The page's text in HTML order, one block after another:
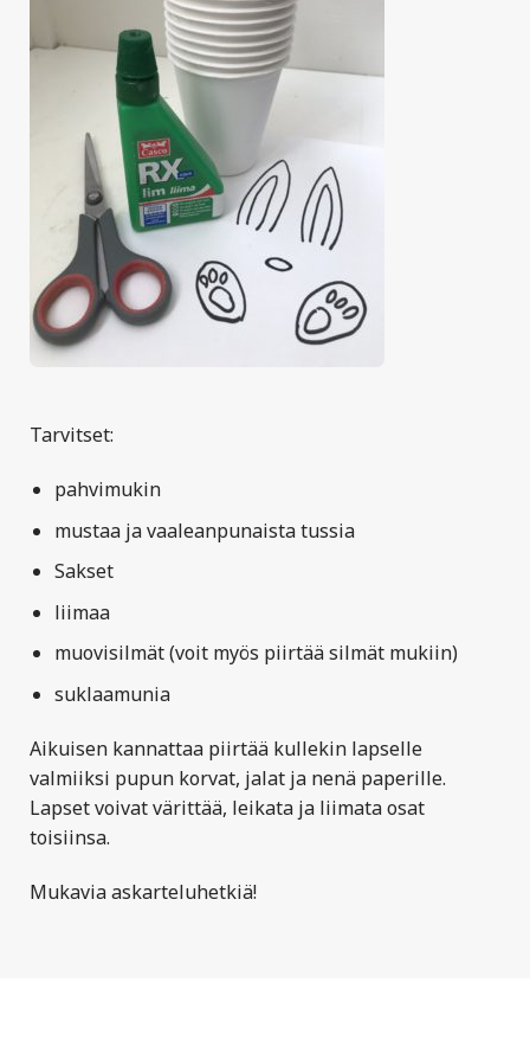
Tarvitset:
pahvimukin
mustaa ja vaaleanpunaista tussia
Sakset
liimaa
muovisilmät (voit myös piirtää silmät mukiin)
suklaamunia
Aikuisen kannattaa piirtää kullekin lapselle
valmiiksi pupun korvat, jalat ja nenä paperille.
Lapset voivat värittää, leikata ja liimata osat
toisiinsa.
Mukavia askarteluhetkiä!